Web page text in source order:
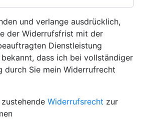
und verlange ausdrücklich,
der Widerrufsfrist mit der
Dienstleistung
dass ich bei vollständiger
durch Sie mein Widerrufrecht
Widerrufsrecht zur